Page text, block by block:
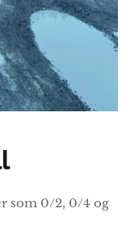
som 0/2, 0/4 og